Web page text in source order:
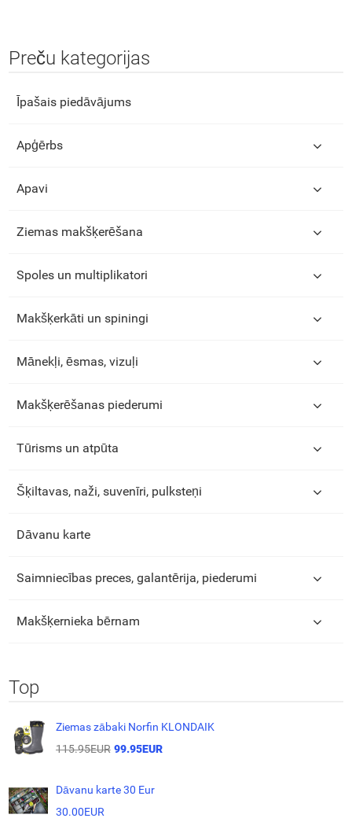
Preču kategorijas
Īpašais piedāvājums
Apģērbs
Apavi
Ziemas makšķerēšana
Spoles un multiplikatori
Makšķerkāti un spiningi
Mānekļi, ēsmas, vizuļi
Makšķerēšanas piederumi
Tūrisms un atpūta
Šķiltavas, naži, suvenīri, pulksteņi
Dāvanu karte
Saimniecības preces, galantērija, piederumi
Makšķernieka bērnam
Top
Ziemas zābaki Norfin KLONDAIK
115.95EUR 99.95EUR
Dāvanu karte 30 Eur
30.00EUR